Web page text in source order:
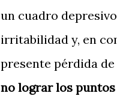
un cuadro
irritabilidad y, en
presente pérdida
no lograr los